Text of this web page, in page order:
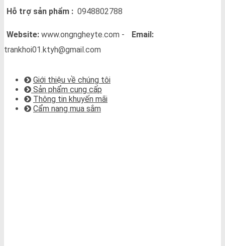
Hỗ trợ sản phẩm : 0948802788
Website: www.ongngheyte.com -
Email:
trankhoi01.ktyh@gmail.com
Giới thiệu về chúng tôi
Sản phẩm cung cấp
Thông tin khuyến mãi
Cẩm nang mua sắm